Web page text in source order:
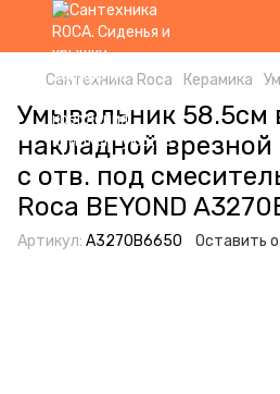
Сантехника Roca Керамика
Умывальник 58.5см
накладной
с отв. под
Roca BEYOND
Артикул: A3270B6650 Оставить